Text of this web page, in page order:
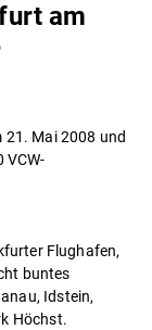
am
Mai 2008 und
VCW-
Flughafen,
buntes
Idstein,
Höchst.